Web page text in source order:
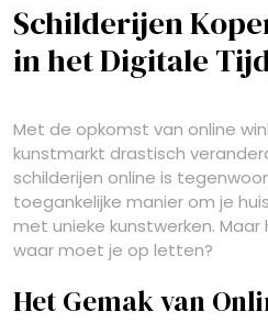
Schilderijen
in het Digitale
Met de opkomst van online
kunstmarkt drastisch
schilderijen online is
toegankelijke manier om je
met unieke kunstwerken.
waar moet je op letten?
Het Gemak van